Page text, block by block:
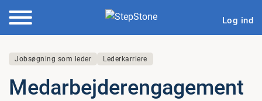
Log ind
Jobsøgning som leder Lederkarriere
Me­d­ar­bej­de­ren­ga­ge­ment